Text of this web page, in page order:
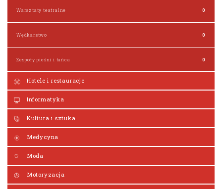
Warsztaty teatralne 0
Wędkarstwo 0
Zespoły pieśni i tańca 0
Hotele i restauracje
Informatyka
Kultura i sztuka
Medycyna
Moda
Motoryzacja